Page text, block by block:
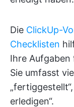
Die ClickUp-
Checklisten
Ihre Aufgaben
Sie umfasst
erledigen“.